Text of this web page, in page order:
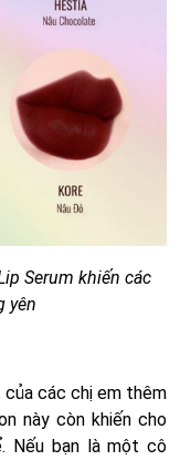
Serum khiến các
yên
của các chị em thêm
này còn khiến cho
Nếu bạn là một cô